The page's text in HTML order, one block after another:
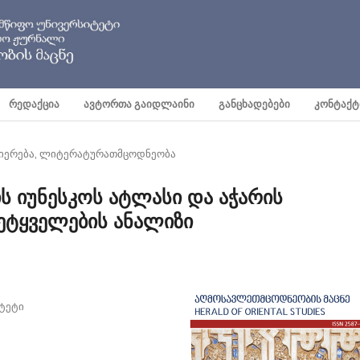
ᲠᲔᲓᲐᲥᲪᲘᲐ ᲐᲕᲢᲝᲠᲗᲐ ᲒᲐᲘᲓᲚᲐᲘᲜᲘ ᲒᲐᲜᲪᲮᲐᲓᲔᲑᲔᲑᲘ
ლიტერატურათმცოდნეობა
იუნესკოს ატლასი და აჭარის
ანალიზი